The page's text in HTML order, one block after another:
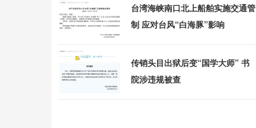
台湾海峡南口北上船舶实施交通管
制 应对台风“白海豚”影响
传销头目出狱后变“国学大师” 书
院涉违规被查